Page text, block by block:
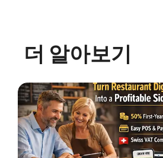
더 알아보기